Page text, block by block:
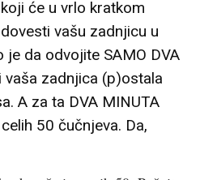
će u vrlo kratkom
vašu zadnjicu u
je da odvojite SAMO DVA
vaša zadnjica (p)ostala
A za ta DVA MINUTA
50 čučnjeva. Da,